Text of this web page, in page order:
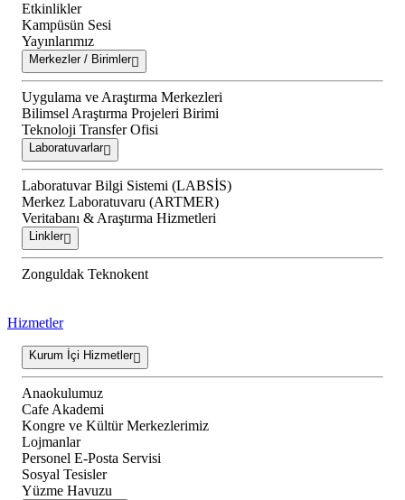
Etkinlikler
Kampüsün Sesi
Yayınlarımız
Merkezler / Birimler
Uygulama ve Araştırma Merkezleri
Bilimsel Araştırma Projeleri Birimi
Teknoloji Transfer Ofisi
Laboratuvarlar
Laboratuvar Bilgi Sistemi (LABSİS)
Merkez Laboratuvaru (ARTMER)
Veritabanı & Araştırma Hizmetleri
Linkler
Zonguldak Teknokent
Hizmetler
Kurum İçi Hizmetler
Anaokulumuz
Cafe Akademi
Kongre ve Kültür Merkezlerimiz
Lojmanlar
Personel E-Posta Servisi
Sosyal Tesisler
Yüzme Havuzu